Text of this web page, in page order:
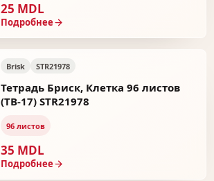
25 MDL
Подробнее
Brisk STR21978
Тетрадь Бриск, Клетка 96 листов
(ТВ-17) STR21978
96 листов
35 MDL
Подробнее